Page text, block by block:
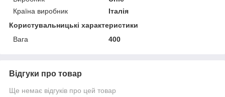
Країна виробник
Італія
Користувальницькі характеристики
Вага
400
Відгуки про товар
Ще немає відгуків про цей товар